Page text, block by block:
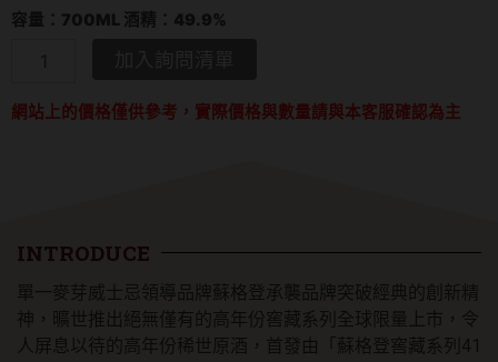
容量：700ML 酒精：49.9%
41
單
純
麥
威
網站上的價格僅供參考，實際價格與數量請與本客服確認為主
INTRODUCE
單一麥芽威士忌領導品牌蘇格登承襲品牌突破經典的創新精
神，曠世推出絕無僅有的高年份窖藏系列全球限量上市，令
人屏息以待的高年份稀世原酒，首發由「蘇格登窖藏系列41